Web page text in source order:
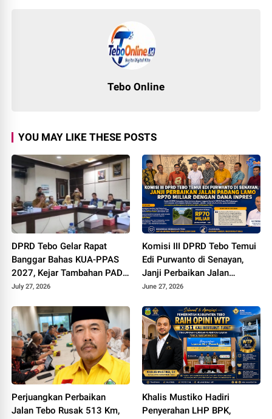
Tebo Online
YOU MAY LIKE THESE POSTS
DPRD Tebo Gelar Rapat
Banggar Bahas KUA-PPAS
2027, Kejar Tambahan PAD
dan DBH Sawit
July 27, 2026
Komisi III DPRD Tebo Temui
Edi Purwanto di Senayan,
Janji Perbaikan Jalan
Padang lamo Rp70 Miliar
June 27, 2026
Perjuangkan Perbaikan
Jalan Tebo Rusak 513 Km,
Khalis Mustiko Hadiri
Penyerahan LHP BPK,